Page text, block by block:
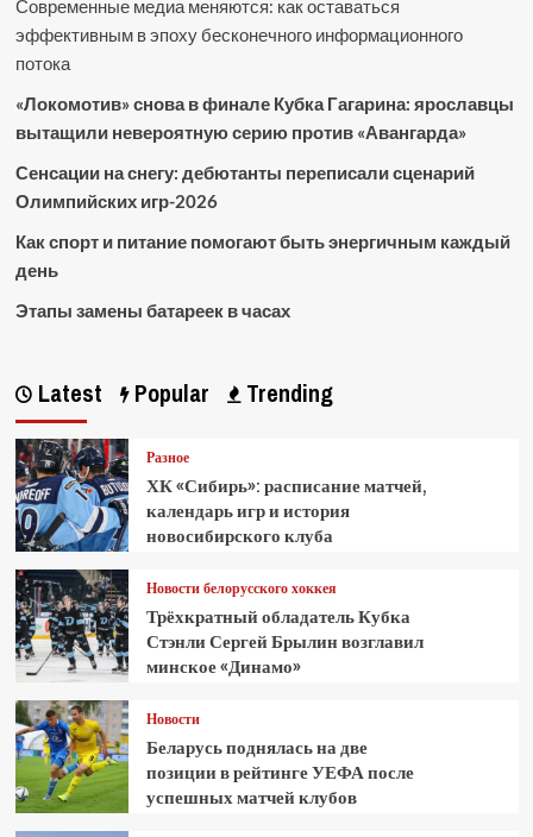
Современные медиа меняются: как оставаться
эффективным в эпоху бесконечного информационного
потока
«Локомотив» снова в финале Кубка Гагарина: ярославцы
вытащили невероятную серию против «Авангарда»
Сенсации на снегу: дебютанты переписали сценарий
Олимпийских игр-2026
Как спорт и питание помогают быть энергичным каждый
день
Этапы замены батареек в часах
Latest Popular Trending
Разное
ХК «Сибирь»: расписание матчей,
календарь игр и история
новосибирского клуба
Новости белорусского хоккея
Трёхкратный обладатель Кубка
Стэнли Сергей Брылин возглавил
минское «Динамо»
Новости
Беларусь поднялась на две
позиции в рейтинге УЕФА после
успешных матчей клубов